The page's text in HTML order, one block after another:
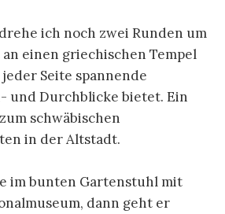
ich noch zwei Runden um
an einen griechischen Tempel
Seite spannende
und Durchblicke bietet. Ein
schwäbischen
in der Altstadt.
im bunten Gartenstuhl mit
dann geht er